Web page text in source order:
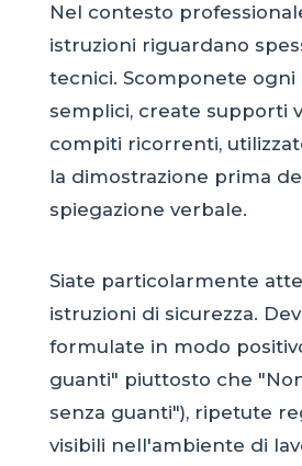
Nel contesto
istruzioni riguardano
tecnici. Scomponete ogni
semplici, create supporti
compiti ricorrenti,
la dimostrazione prima
spiegazione verbale.
Siate particolarmente
istruzioni di sicurezza.
formulate in modo
guanti" piuttosto che
senza guanti"), ripetute
visibili nell'ambiente di